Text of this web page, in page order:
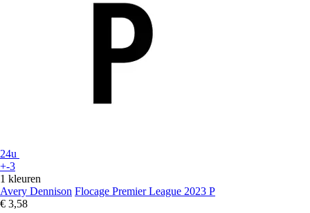
24u
+-3
1 kleuren
Avery Dennison Flocage Premier League 2023 P
€ 3,58